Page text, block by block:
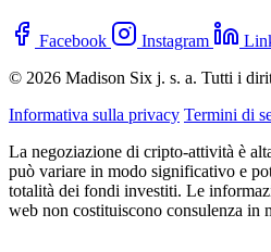
Facebook Instagram
© 2026 Madison Six j. s. a. Tutti i
Informativa sulla privacy Termini di
La negoziazione di cripto-attività è
può variare in modo significativo e
totalità dei fondi investiti. Le
web non costituiscono consulenza in